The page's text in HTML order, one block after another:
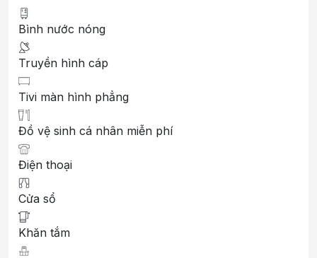
Bình nước nóng
Truyền hình cáp
Tivi màn hình phẳng
Đồ vệ sinh cá nhân miễn phí
Điện thoại
Cửa sổ
Khăn tắm